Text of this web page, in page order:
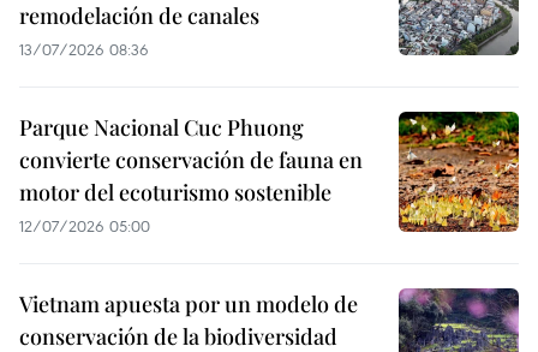
remodelación de canales
13/07/2026 08:36
Parque Nacional Cuc Phuong
convierte conservación de fauna en
motor del ecoturismo sostenible
12/07/2026 05:00
Vietnam apuesta por un modelo de
conservación de la biodiversidad